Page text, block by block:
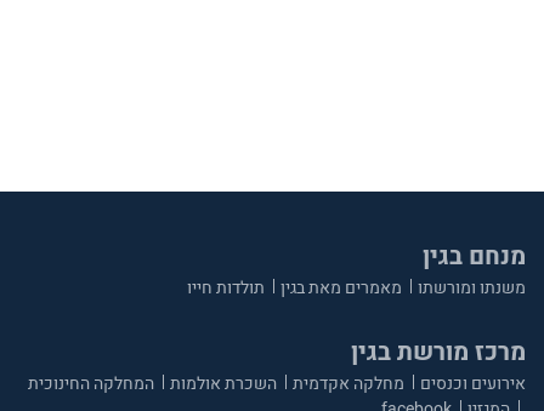
מנחם בגין
משנתו ומורשתו מאמרים מאת בגין תולדות חייו
מרכז מורשת בגין
אירועים וכנסים מחלקה אקדמית השכרת אולמות
המחלקה החינוכית